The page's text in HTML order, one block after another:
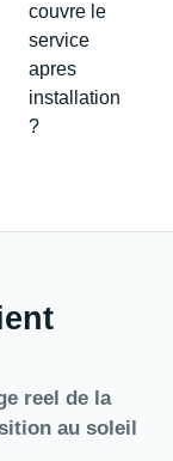
couvre le
service
apres
installation
?
reel de la
au soleil